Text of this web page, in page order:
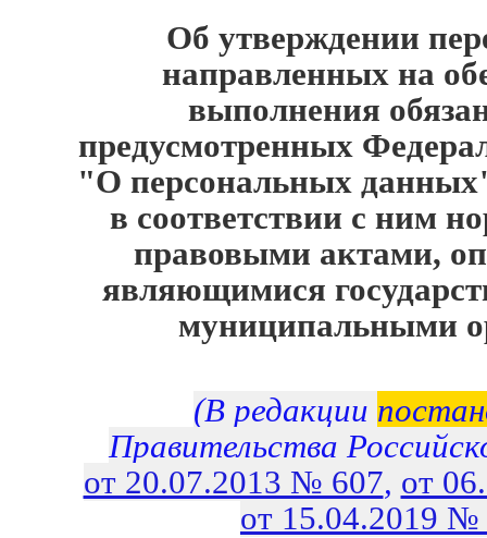
Об утверждении
направленных на
выполнения
предусмотренных
"О персональных
в соответствии с ним
правовыми актами,
являющимися
муниципальными
(В редакции
Правительства
от 20.07.2013 № 607, от
от 15.04.2019 №